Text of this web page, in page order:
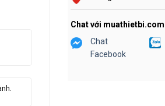
Chat với muathietbi.com
Chat
Facebook